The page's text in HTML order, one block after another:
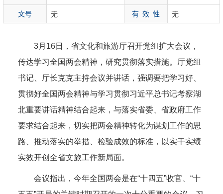
文号 无 有 效 性 无
3月16日，省文化和旅游厅召开党组扩大会议，
传达学习全国两会精神，研究贯彻落实措施。厅党组
书记、厅长克克主持会议并讲话，强调要把学习好、
贯彻好全国两会精神与学习贯彻习近平总书记考察湖
北重要讲话精神结合起来，与落实省委、省政府工作
要求结合起来，切实把两会精神转化为谋划工作的思
路、推动落实的举措、检验成效的标准，以实干实绩
实效开创全省文旅工作新局面。
会议指出，今年全国两会是在“十四五”收官、“十